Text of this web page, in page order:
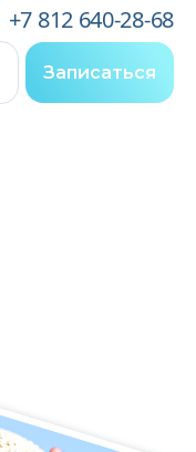
+7 812 640-28-68
Записаться